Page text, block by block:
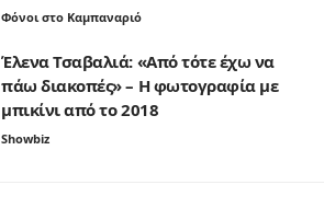
Φόνοι στο Καμπαναριό
Έλενα Τσαβαλιά: «Από τότε έχω να
πάω διακοπές» – Η φωτογραφία με
μπικίνι από το 2018
Showbiz